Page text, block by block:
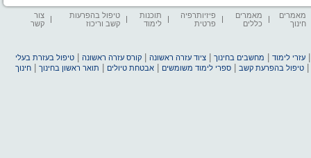
מאמרים
חינוך
מאמרים
כללים
פיזיותרפיה
פרטית
תוכנות
לימוד
טיפול בהפרעות
קשב וריכוז
צור
קשר
עזרי לימוד מחשבים בחינוך |ציוד עזרה ראשונה |קורס עזרה ראשונה |טיפול בעזרת בעלי
|טיפול בהפרעת קשב |ספרי לימוד משומשים |אבטחת טיולים תואר ראשון בחינוך |חינוך